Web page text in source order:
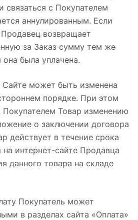
с Покупателем
аннулированным. Если
возвращает
за Заказ сумму тем же
была уплачена.
Сайте может быть изменена
порядке. При этом
Покупателем Товар изменению
о заключении договора
действует в течение срока
интернет-сайте Продавца
данного товара на складе
Покупатель может
в разделах сайта «Оплата»